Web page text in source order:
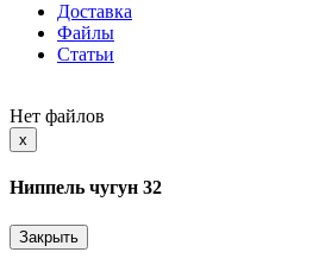
Доставка
Файлы
Статьи
Нет файлов
x
Ниппель чугун 32
Закрыть